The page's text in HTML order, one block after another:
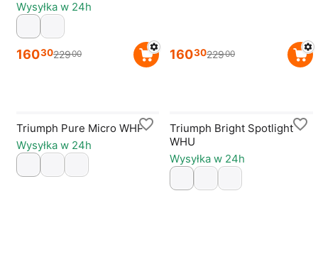
Wysyłka w 24h
1603022900 1603022900
Triumph Pure Micro WHP
Wysyłka w 24h
Triumph Bright Spotlight
WHU
Wysyłka w 24h